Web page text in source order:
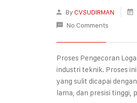
ByCVSUDIRMAN
No Comments
Proses Pengecoran
industri teknik. Proses
yang sulit dicapai
lama, dan presisi tinggi,